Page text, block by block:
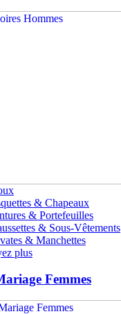
& Chapeaux
& Portefeuilles
& Sous-Vêtements
& Manchettes
plus
Femmes